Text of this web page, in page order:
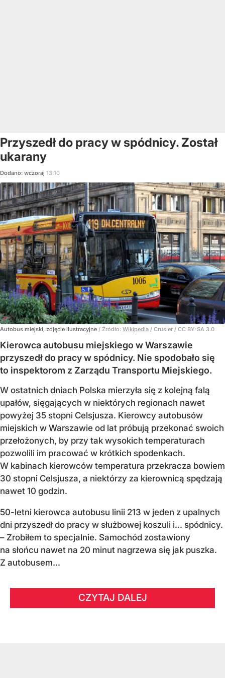
Przyszedł do pracy w spódnicy. Został
ukarany
Dodano: wczoraj 13:10
Autobus miejski, zdjęcie ilustracyjne / Źródło: Wikipedia / Crusier / CC BY-SA 3.0
Kierowca autobusu miejskiego w Warszawie
przyszedł do pracy w spódnicy. Nie spodobało się
to inspektorom z Zarządu Transportu Miejskiego.
W ostatnich dniach Polska mierzyła się z kolejną falą
upałów, sięgających w niektórych regionach nawet
powyżej 35 stopni Celsjusza. Kierowcy autobusów
miejskich w Warszawie od lat próbują przekonać swoich
przełożonych, by przy tak wysokich temperaturach
pozwolili im pracować w krótkich spodenkach.
W kabinach kierowców temperatura przekracza bowiem
30 stopni Celsjusza, a niektórzy za kierownicą spędzają
nawet 10 godzin.
50-letni kierowca autobusu linii 213 w jeden z upalnych
dni przyszedł do pracy w służbowej koszuli i... spódnicy.
– Zrobiłem to specjalnie. Samochód zostawiony
na słońcu nawet na 20 minut nagrzewa się jak puszka.
Z autobusem...
CZYTAJ DALEJ